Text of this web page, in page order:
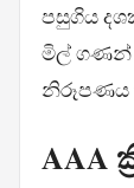
පසුගිය
මිල් ගණන්
නිරූපණය
AAA